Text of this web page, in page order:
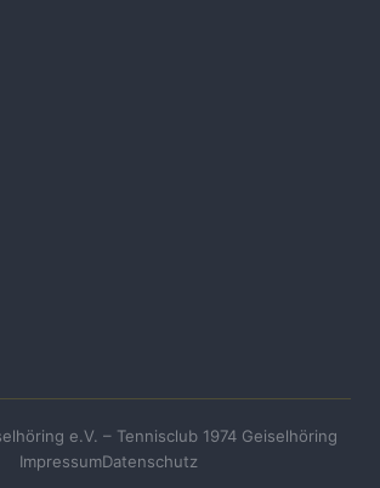
e.V. – Tennisclub 1974 Geiselhöring
ImpressumDatenschutz